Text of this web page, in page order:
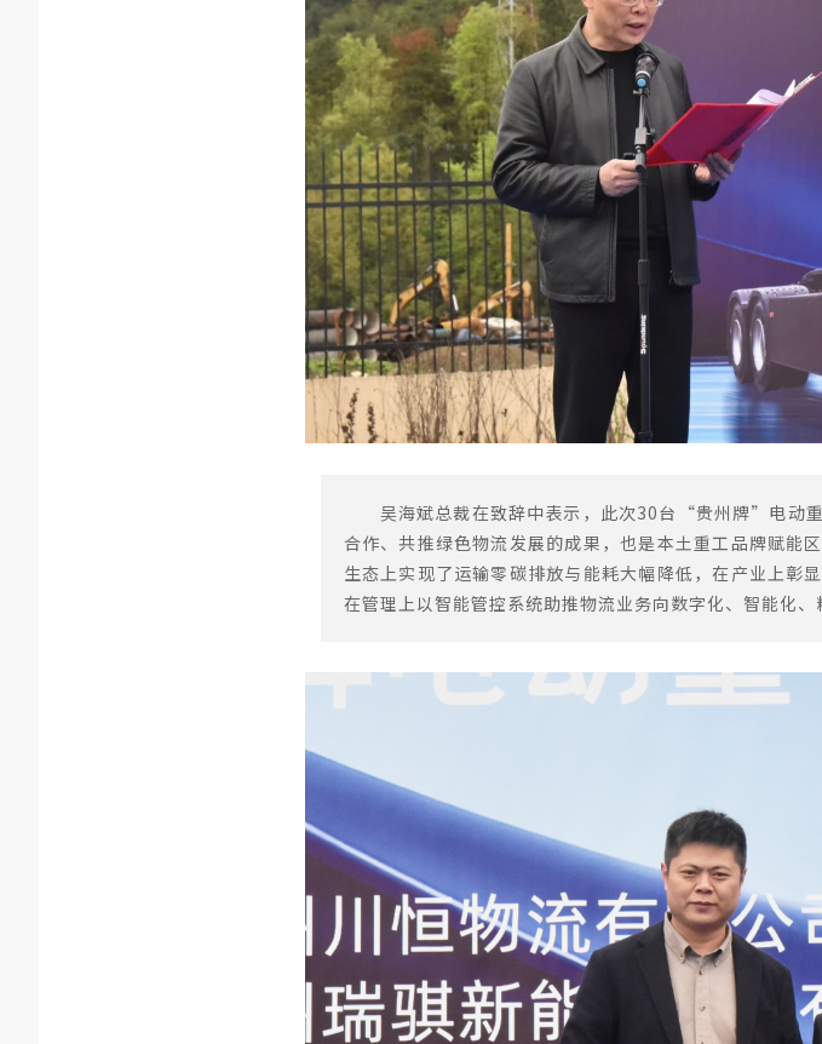
吴海斌总裁在致辞中表示，此次30台“贵州牌”电动
合作、共推绿色物流发展的成果，也是本土重工品牌赋
生态上实现了运输零碳排放与能耗大幅降低，在产业上彰
在管理上以智能管控系统助推物流业务向数字化、智能化、